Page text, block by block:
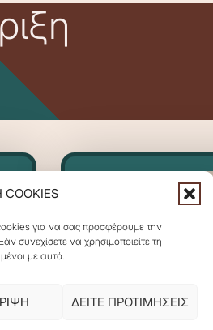
για να σας προσφέρουμε την
συνεχίσετε να χρησιμοποιείτε τη
με αυτό.
ΔΕΙΤΕ ΠΡΟΤΙΜΗΣΕΙΣ